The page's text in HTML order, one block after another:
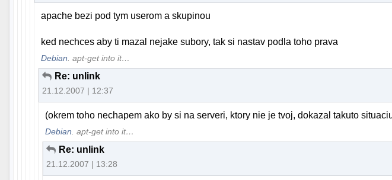
apache bezi pod tym userom a skupinou
ked nechces aby ti mazal nejake subory, tak si nastav podla toho prava
Debian. apt-get into it…
Re: unlink
21.12.2007 | 12:37
(okrem toho nechapem ako by si na serveri, ktory nie je tvoj, dokazal takuto
Debian . apt-get into it…
Re: unlink
21.12.2007 | 13:28